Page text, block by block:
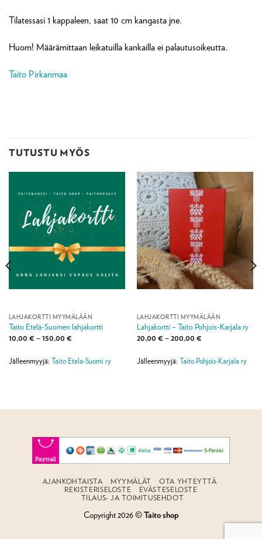
Tilatessasi 1 kappaleen, saat 10 cm kangasta jne.
Huom! Määrämittaan leikatuilla kankailla ei palautusoikeutta.
Taito Pirkanmaa
TUTUSTU MYÖS
LAHJAKORTTI MYYMÄLÄÄN
Taito Etelä-Suomen lahjakortti
10,00 € – 150,00 €Hintaluokka:
150,00 €
Jälleenmyyjä: Taito Etela-Suomi ry
LAHJAKORTTI MYYMÄLÄÄN
Lahjakortti – Taito Pohjois-Karjala ry
20,00 € – 200,00 €Hintaluokka:
200,00 €
Jälleenmyyjä: Taito Pohjois-Karjala ry
AJANKOHTAISTA MYYMÄLÄT
OTA YHTEYTTÄ
REKISTERISELOSTE
EVÄSTESELOSTE
TILAUS- JA TOIMITUSEHDOT
Copyright 2026 ©Taito shop